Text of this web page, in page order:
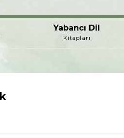
Yabancı Dil
Kitapları